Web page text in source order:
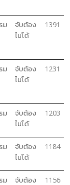
ม
จับต้อง
ไม่ได้
1391
ม
จับต้อง
ไม่ได้
1231
ม
จับต้อง
ไม่ได้
1203
ม
จับต้อง
ไม่ได้
1184
ม
จับต้อง
1156